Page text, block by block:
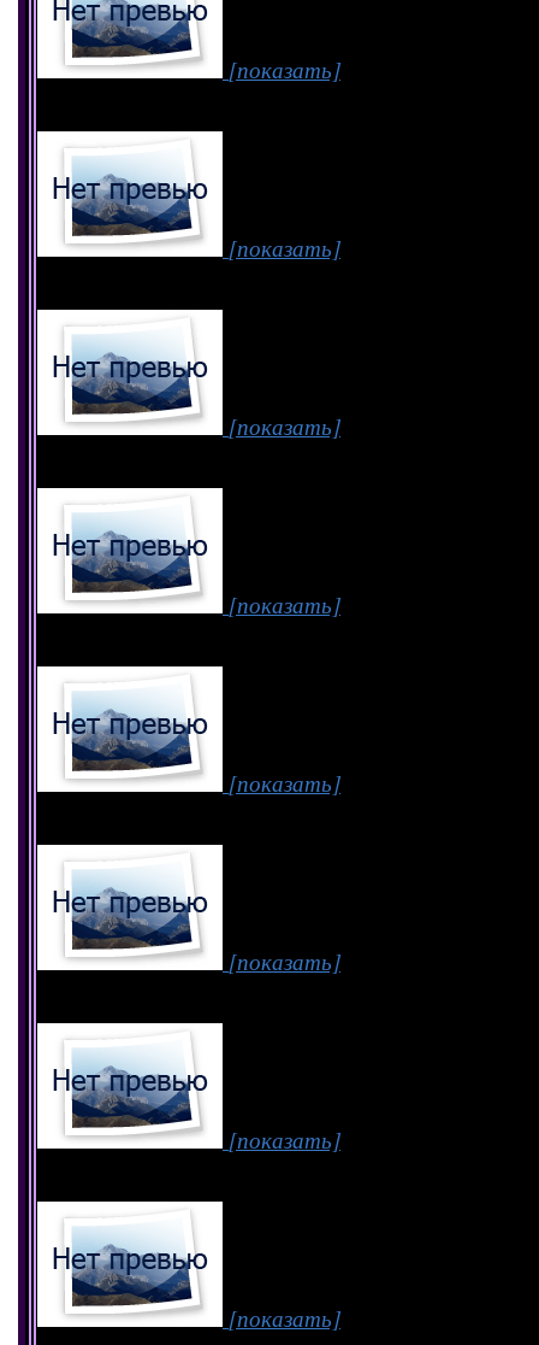
[показать]
[показать]
[показать]
[показать]
[показать]
[показать]
[показать]
[показать]